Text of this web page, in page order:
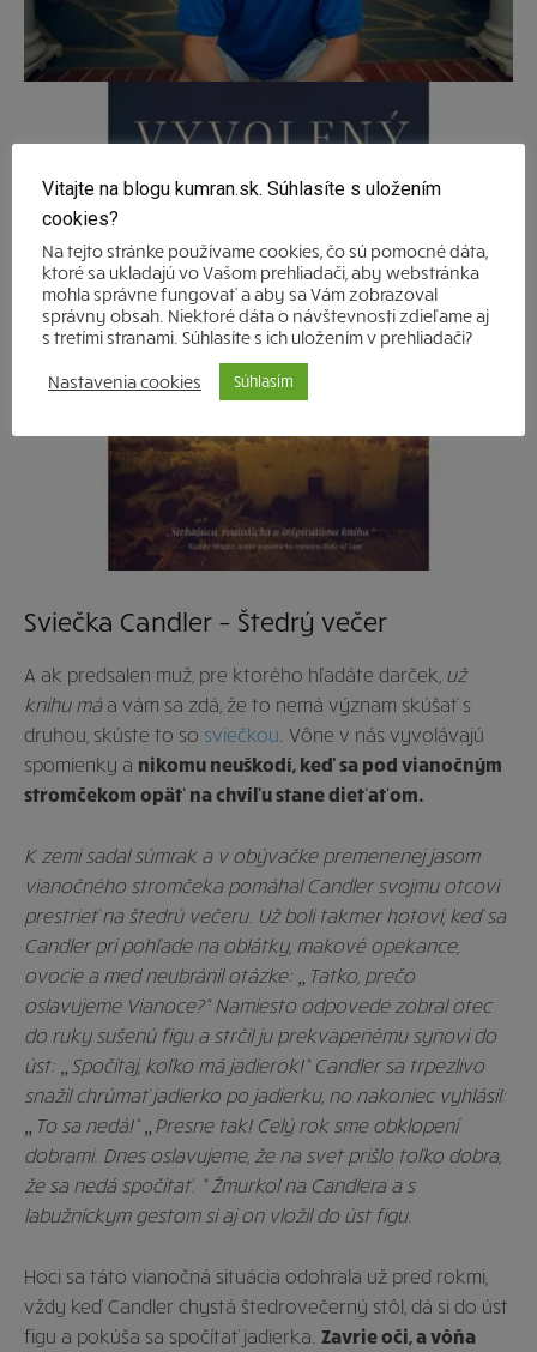
Sviečka Candler – Štedrý večer
A ak predsalen muž, pre ktorého hľadáte darček, už
knihu máa vám sa zdá, že to nemá význam skúšať s
druhou, skúste to so sviečkou . Vône v nás vyvolávajú
spomienky a nikomu neuškodí, keď sa pod vianočným
stromčekom opäť na chvíľu stane dieťaťom.
K zemi sadal súmrak a v obývačke premenenej jasom
vianočného stromčeka pomáhal Candler svojmu otcovi
prestrieť na štedrú večeru. Už boli takmer hotoví, keď sa
Candler pri pohľade na oblátky, makové opekance,
ovocie a med neubránil otázke: „Tatko, prečo
oslavujeme Vianoce?“ Namiesto odpovede zobral otec
do ruky sušenú figu a strčil ju prekvapenému synovi do
úst: „Spočítaj, koľko má jadierok!“ Candler sa trpezlivo
snažil chrúmať jadierko po jadierku, no nakoniec vyhlásil:
„To sa nedá!“ „Presne tak! Celý rok sme obklopení
dobrami. Dnes oslavujeme, že na svet prišlo toľko dobra,
že sa nedá spočítať. “ Žmurkol na Candlera a s
labužníckym gestom si aj on vložil do úst figu.
Hoci sa táto vianočná situácia odohrala už pred rokmi,
vždy keď Candler chystá štedrovečerný stôl, dá si do úst
figu a pokúša sa spočítať jadierka. Zavrie oči, a vôňa
Vitajte na blogu kumran.sk. Súhlasíte s uložením
cookies?
Na tejto stránke používame cookies, čo sú pomocné dáta,
ktoré sa ukladajú vo Vašom prehliadači, aby webstránka
mohla správne fungovať a aby sa Vám zobrazoval
správny obsah. Niektoré dáta o návštevnosti zdieľame aj
s tretími stranami. Súhlasíte s ich uložením v prehliadači?
Nastavenia cookies Súhlasím